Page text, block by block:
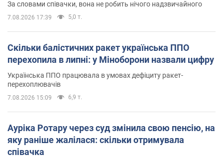
За словами співачки, вона не робить нічого надзвичайного
7.08.2026 17:39 5,0 т.
Скільки балістичних ракет українська ППО
перехопила в липні: у Міноборони назвали цифру
Українська ППО працювала в умовах дефіциту ракет-
перехоплювачів
7.08.2026 15:09 6,9 т.
Ауріка Ротару через суд змінила свою пенсію, на
яку раніше жалілася: скільки отримувала
співачка